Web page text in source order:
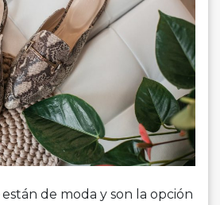
de moda y son la opción